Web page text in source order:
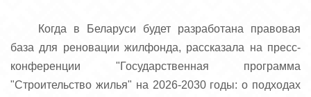
Когда в Беларуси будет разработана правовая
база для реновации жилфонда, рассказала на пресс-
конференции "Государственная программа
"Строительство жилья" на 2026-2030 годы: о подходах